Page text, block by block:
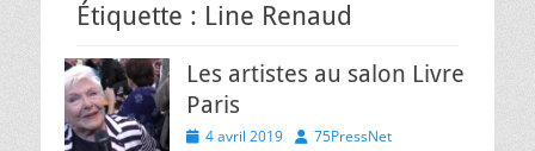
Étiquette : Line Renaud
Les artistes au salon Livre
Paris
Posted
4 avril 2019 Author
75PressNet